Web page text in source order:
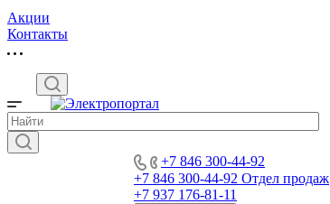
Акции
Контакты
+7 846 300-44-92
+7 846 300-44-92 Отдел продаж
+7 937 176-81-11